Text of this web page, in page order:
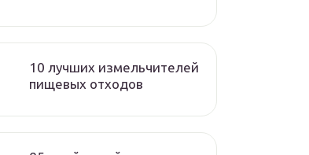
10 лучших измельчителей
пищевых отходов